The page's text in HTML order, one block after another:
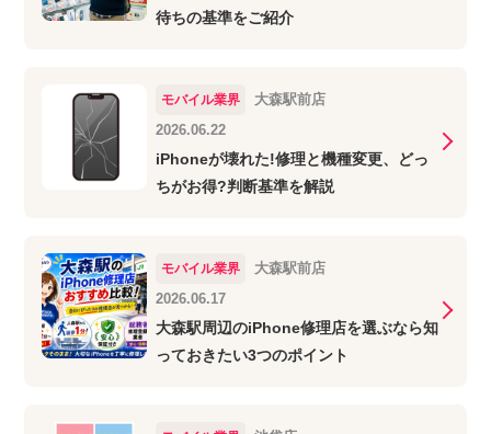
待ちの基準をご紹介
モバイル業界
大森駅前店
2026.06.22
iPhoneが壊れた!修理と機種変更、どっ
ちがお得?判断基準を解説
モバイル業界
大森駅前店
2026.06.17
大森駅周辺のiPhone修理店を選ぶなら知
っておきたい3つのポイント